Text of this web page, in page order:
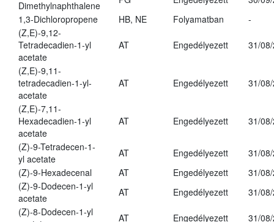
Dimethylnaphthalene
1,3-Dichloropropene
HB, NE Folyamatban
-
(Z,E)-9,12-
Tetradecadien-1-yl
acetate
AT Engedélyezett 31/
(Z,E)-9,11-
tetradecadien-1-yl-
acetate
AT Engedélyezett 31/
(Z,E)-7,11-
Hexadecadien-1-yl
acetate
AT Engedélyezett 31/
(Z)-9-Tetradecen-1-
yl acetate
AT Engedélyezett
31/
(Z)-9-Hexadecenal
AT Engedélyezett
31/
(Z)-9-Dodecen-1-yl
acetate
AT Engedélyezett
31/
(Z)-8-Dodecen-1-yl
AT Engedélyezett
31/